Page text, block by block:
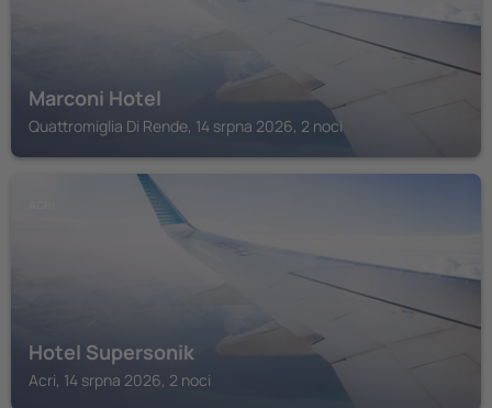
Marconi Hotel
Quattromiglia Di Rende, 14 srpna 2026, 2 noci
Hotel Supersonik
Acri, 14 srpna 2026, 2 noci